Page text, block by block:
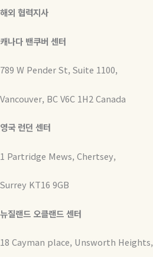
해외 협력지사
캐나다 밴쿠버 센터
789 W Pender St, Suite 1100,
Vancouver, BC V6C 1H2 Canada
영국 런던 센터
1 Partridge Mews, Chertsey,
Surrey KT16 9GB
뉴질랜드 오클랜드 센터
18 Cayman place, Unsworth Heights,